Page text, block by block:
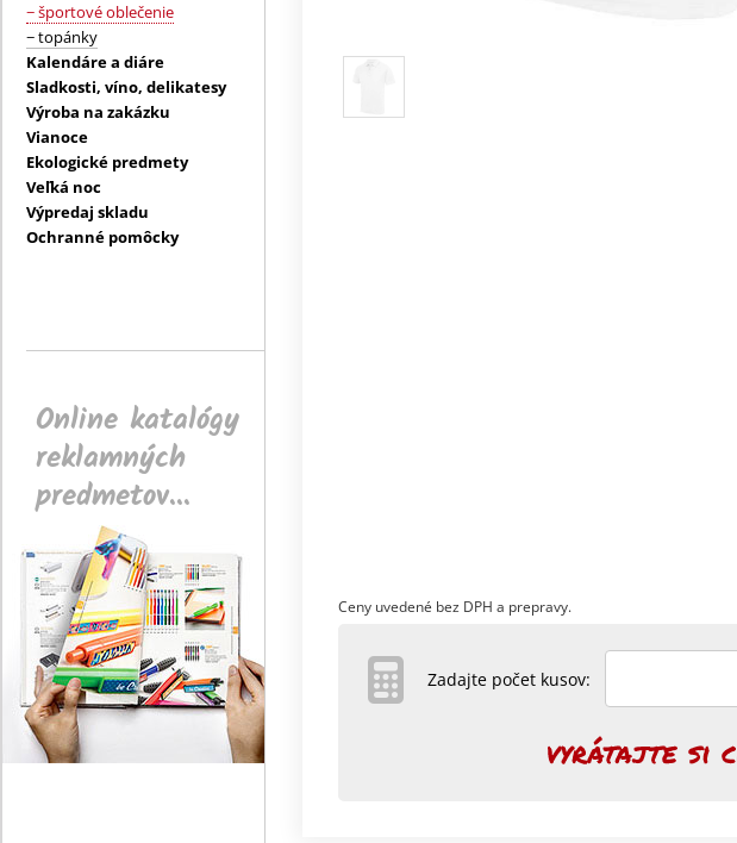
− športové oblečenie
− topánky
Kalendáre a diáre
Sladkosti, víno, delikatesy
Výroba na zakázku
Vianoce
Ekologické predmety
Veľká noc
Výpredaj skladu
Ochranné pomôcky
Online katalógy
reklamných
predmetov...
Ceny uvedené bez DPH a prepravy.
Zadajte počet kusov: